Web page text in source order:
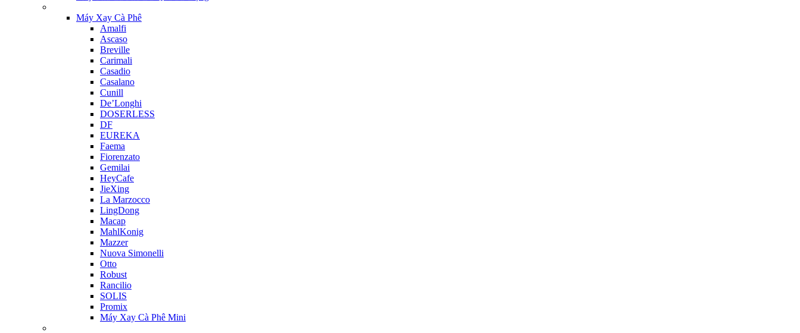
Máy Xay Cà Phê
Amalfi
Ascaso
Breville
Carimali
Casadio
Casalano
Cunill
De’Longhi
DOSERLESS
DF
EUREKA
Faema
Fiorenzato
Gemilai
HeyCafe
JieXing
La Marzocco
LingDong
Macap
MahlKonig
Mazzer
Nuova Simonelli
Otto
Robust
Rancilio
SOLIS
Promix
Máy Xay Cà Phê Mini